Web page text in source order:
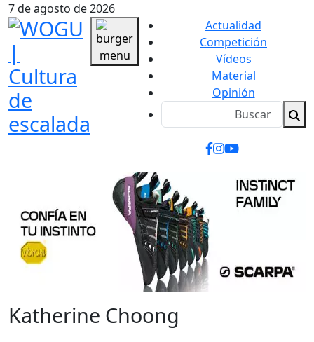
7 de agosto de 2026
Actualidad
Competición
Vídeos
Material
Opinión
Katherine Choong